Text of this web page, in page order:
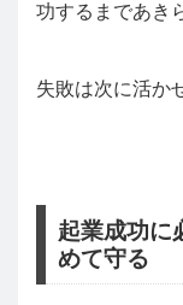
功するまであき
失敗は次に活か
起業成功
めて守る